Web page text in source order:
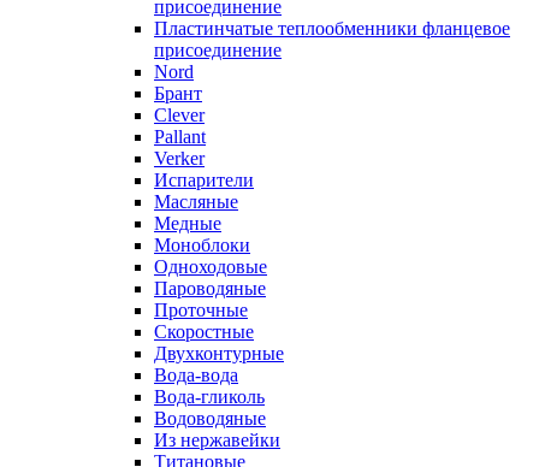
присоединение
Пластинчатые теплообменники фланцевое
присоединение
Nord
Брант
Clever
Pallant
Verker
Испарители
Масляные
Медные
Моноблоки
Одноходовые
Пароводяные
Проточные
Скоростные
Двухконтурные
Вода-вода
Вода-гликоль
Водоводяные
Из нержавейки
Титановые